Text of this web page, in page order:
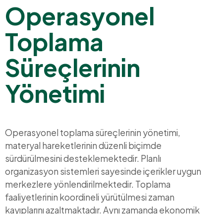
Operasyonel
Toplama
Süreçlerinin
Yönetimi
Operasyonel toplama süreçlerinin yönetimi,
materyal hareketlerinin düzenli biçimde
sürdürülmesini desteklemektedir. Planlı
organizasyon sistemleri sayesinde içerikler uygun
merkezlere yönlendirilmektedir. Toplama
faaliyetlerinin koordineli yürütülmesi zaman
kayıplarını azaltmaktadır. Aynı zamanda ekonomik